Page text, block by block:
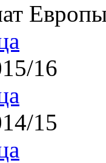
16
15